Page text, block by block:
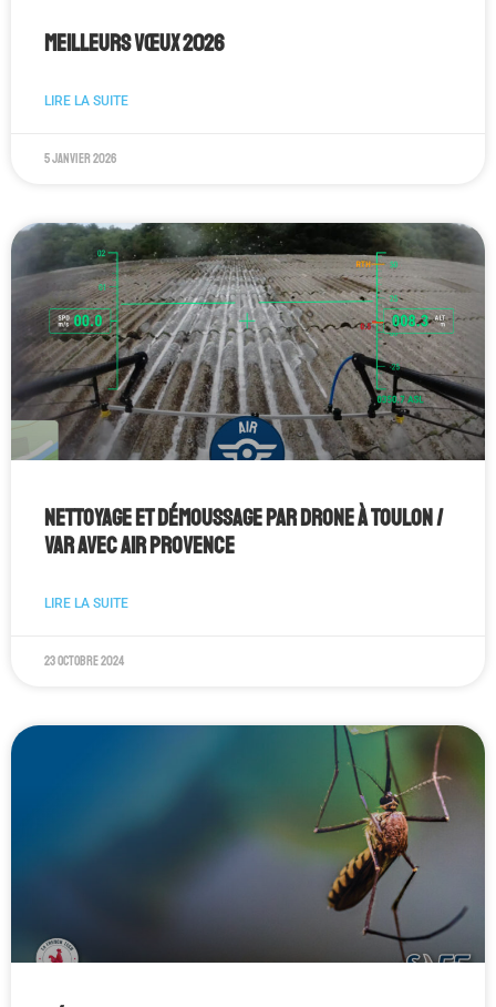
Meilleurs vœux 2026
LIRE LA SUITE
5 janvier 2026
Nettoyage et Démoussage par Drone à Toulon /
Var avec AIR PROVENCE
LIRE LA SUITE
23 octobre 2024